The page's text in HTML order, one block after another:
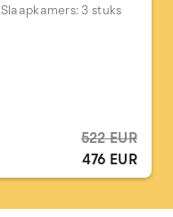
Slaapkamers: 3 stuks
522 EUR
476 EUR